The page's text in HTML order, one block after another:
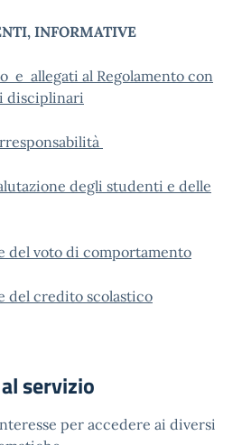
INFORMATIVE
e allegati al Regolamento con
disciplinari
degli studenti e delle
voto di comportamento
credito scolastico
servizio
per accedere ai diversi